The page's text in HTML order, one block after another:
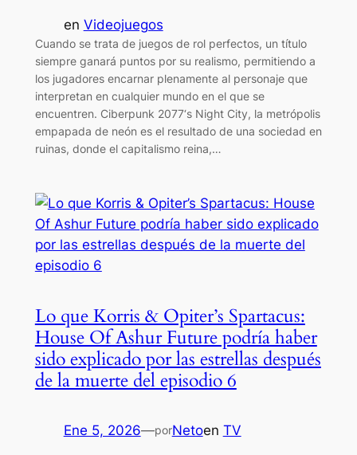
en Videojuegos
Cuando se trata de juegos de rol perfectos, un título
siempre ganará puntos por su realismo, permitiendo a
los jugadores encarnar plenamente al personaje que
interpretan en cualquier mundo en el que se
encuentren. Ciberpunk 2077‘s Night City, la metrópolis
empapada de neón es el resultado de una sociedad en
ruinas, donde el capitalismo reina,…
Lo que Korris & Opiter’s Spartacus:
House Of Ashur Future podría haber
sido explicado por las estrellas después
de la muerte del episodio 6
Ene 5, 2026—porNetoen TV